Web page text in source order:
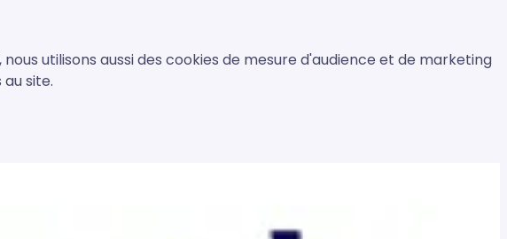
utilisons aussi des cookies de mesure d'audience et de marketing
site.